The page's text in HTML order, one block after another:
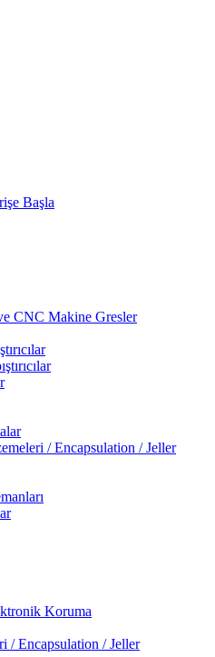
Başla
CNC Makine Gresler
/ Encapsulation / Jeller
Koruma
/ Encapsulation / Jeller